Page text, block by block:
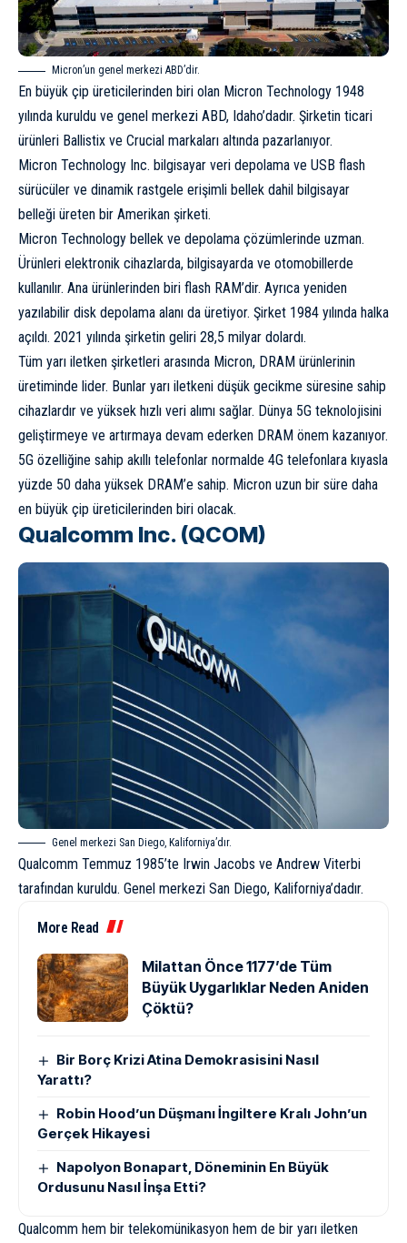
Micron’un genel merkezi ABD’dir.
En büyük çip üreticilerinden biri olan Micron Technology 1948
yılında kuruldu ve genel merkezi ABD, Idaho’dadır. Şirketin ticari
ürünleri Ballistix ve Crucial markaları altında pazarlanıyor.
Micron Technology Inc. bilgisayar veri depolama ve USB flash
sürücüler ve dinamik rastgele erişimli bellek dahil bilgisayar
belleği üreten bir Amerikan şirketi.
Micron Technology bellek ve depolama çözümlerinde uzman.
Ürünleri elektronik cihazlarda, bilgisayarda ve otomobillerde
kullanılır. Ana ürünlerinden biri flash RAM’dir. Ayrıca yeniden
yazılabilir disk depolama alanı da üretiyor. Şirket 1984 yılında halka
açıldı. 2021 yılında şirketin geliri 28,5 milyar dolardı.
Tüm yarı iletken şirketleri arasında Micron, DRAM ürünlerinin
üretiminde lider. Bunlar yarı iletkeni düşük gecikme süresine sahip
cihazlardır ve yüksek hızlı veri alımı sağlar. Dünya 5G teknolojisini
geliştirmeye ve artırmaya devam ederken DRAM önem kazanıyor.
5G özelliğine sahip akıllı telefonlar normalde 4G telefonlara kıyasla
yüzde 50 daha yüksek DRAM’e sahip. Micron uzun bir süre daha
en büyük çip üreticilerinden biri olacak.
Qualcomm Inc. (QCOM)
Genel merkezi San Diego, Kaliforniya’dır.
Qualcomm Temmuz 1985’te Irwin Jacobs ve Andrew Viterbi
tarafından kuruldu. Genel merkezi San Diego, Kaliforniya’dadır.
More Read
Milattan Önce 1177’de Tüm
Büyük Uygarlıklar Neden Aniden
Çöktü?
Bir Borç Krizi Atina Demokrasisini Nasıl
Yarattı?
Robin Hood’un Düşmanı İngiltere Kralı John’un
Gerçek Hikayesi
Napolyon Bonapart, Döneminin En Büyük
Ordusunu Nasıl İnşa Etti?
Qualcomm hem bir telekomünikasyon hem de bir yarı iletken